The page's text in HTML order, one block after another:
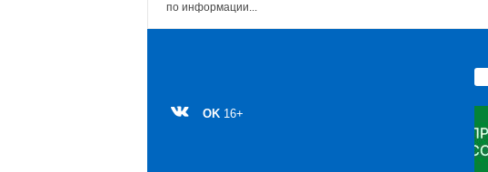
по информации...
OK 16+